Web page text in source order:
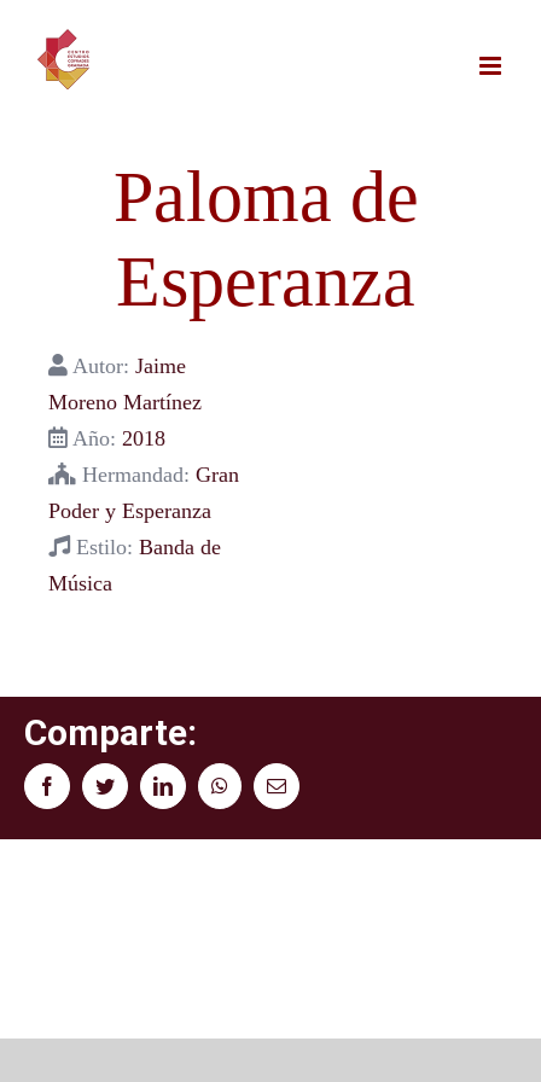
contenido
Paloma de
Esperanza
Autor: Jaime
Moreno Martínez
Año: 2018
Hermandad: Gran
Poder y Esperanza
Estilo: Banda de
Música
Comparte:
FacebookTwitterLinkedInWhatsAppCorreo
electrónico